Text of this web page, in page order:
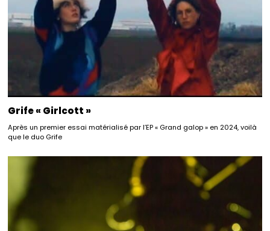
Grife « Girlcott »
Après un premier essai matérialisé par l’EP « Grand galop » en 2024, voilà
que le duo Grife